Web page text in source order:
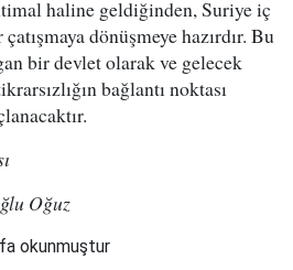
haline geldiğinden, Suriye iç
dönüşmeye hazırdır. Bu
bir devlet olarak ve gelecek
bağlantı noktası
Oğuz
okunmuştur